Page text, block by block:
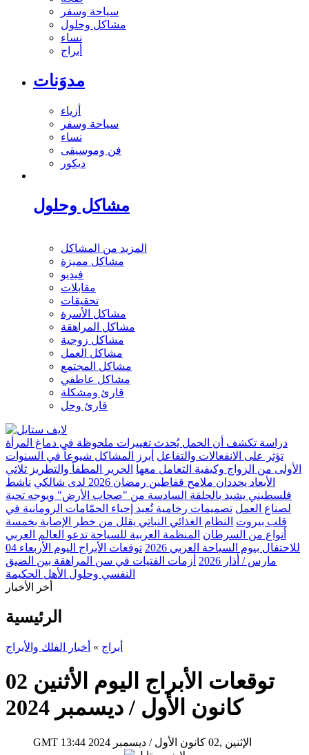
سياحة وسفر
مشاكل وحلول
نساء
أبراج
مدوَنات
أزياء
سياحة وسفر
نساء
فن وموسيقى
ديكور
مشاكل وحلول
المزيد من المشاكل
مشاكل مميزة
فيديو
مقابلات
تحقيقات
مشاكل الأسرة
مشاكل المراهقة
مشاكل زوجية
مشاكل العمل
مشاكل المجتمع
مشاكل عاطفي
قارئ ومشكلة
قارئ وحل
دراسة تكشف أن الحمل يُحدث تغييرات ملحوظة في دماغ المرأة
تؤثر على الانفعالات والتفاعل أبرز المشاكل شيوعاً في السنوات
الأولى من الزواج وكيفية التعامل معها الحرير المطفأ والتطريز ثلاثي
الأبعاد يحددان ملامح قفاطين رمضان 2026 لدى شالكي
ناشط
فلسطيني يشيد بالحلقة السادسة من "صحاب الأرض" ويوجه تحية
لصناع العمل تصميمات رخامية تُعيد إحياء الحمّامات الرومانية في
قلب بيروت النظام الغذائي النباتي يقلل من خطر الإصابة بخمسة
أنواع من السرطان المنظمة العربية للسياحة تدعو العالم العربي
للاحتفال بيوم السياحة العربي 2026
توقعات الأبراج اليوم الأربعاء 04
مارس / أذار 2026
أزمات الفتيات في سن المراهقة بين الضيق
النفسي وحلول الأهل الحكيمة
أخر الأخبار
الرئيسية
أبراج » أخبار الفلك والأبراج
توقعات الأبراج اليوم الأثنين 02
كانون الأول / ديسمبر 2024
GMT 13:44 2024 الإثنين ,02 كانون الأول / ديسمبر